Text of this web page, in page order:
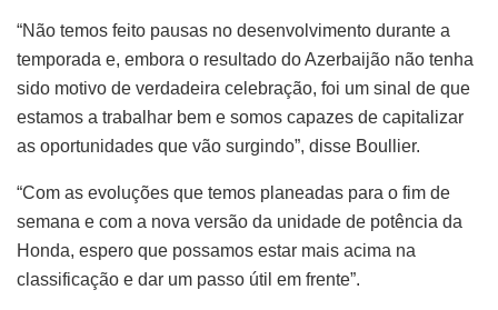
“Não temos feito pausas no desenvolvimento durante a
temporada e, embora o resultado do Azerbaijão não tenha
sido motivo de verdadeira celebração, foi um sinal de que
estamos a trabalhar bem e somos capazes de capitalizar
as oportunidades que vão surgindo”, disse Boullier.
“Com as evoluções que temos planeadas para o fim de
semana e com a nova versão da unidade de potência da
Honda, espero que possamos estar mais acima na
classificação e dar um passo útil em frente”.